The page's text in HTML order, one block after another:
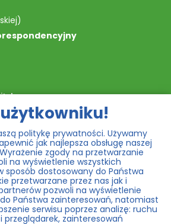
Godziny otwarcia
Cennik – lato
Karnety NOWA OSADA
Kamery
Karnety WisPass
politykę prywatności. Używamy
jak najlepsza obsługę naszej
zgody na przetwarzanie
na wyświetlenie wszystkich
sposób dostosowany do Państwa
przetwarzane przez nas jak i
pozwoli na wyświetlenie
Państwa zainteresowań, natomiast
serwisu poprzez analizę: ruchu
przeglądarek, zainteresowań